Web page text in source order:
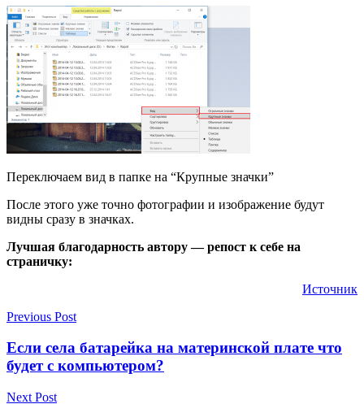
Переключаем вид в папке на “Крупные значки”
После этого уже точно фотографии и изображение будут
видны сразу в значках.
Лучшая благодарность автору — репост к себе на
страничку:
Источник
Previous Post
Если села батарейка на материнской плате что
будет с компьютером?
Next Post